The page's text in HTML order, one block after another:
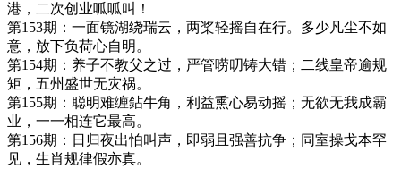
港，二次创业呱呱叫！
第153期：一面镜湖绕瑞云，两桨轻摇自在行。多少凡尘不如
意，放下负荷心自明。
第154期：养子不教父之过，严管唠叨铸大错；二线皇帝逾规
矩，五州盛世无灾祸。
第155期：聪明难缠鉆牛角，利益熏心易动摇；无欲无我成霸
业，一一相连它最高。
第156期：日归夜出怕叫声，即弱且强善抗争；同室操戈本罕
见，生肖规律假亦真。